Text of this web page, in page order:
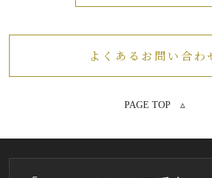
よくあるお問い合わ
PAGE TOP ▵